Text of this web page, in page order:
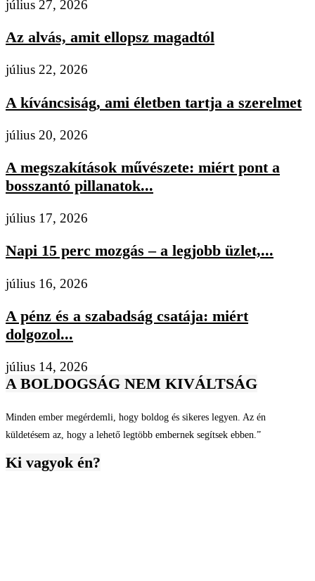
július 27, 2026
Az alvás, amit ellopsz magadtól
július 22, 2026
A kíváncsiság, ami életben tartja a szerelmet
július 20, 2026
A megszakítások művészete: miért pont a
bosszantó pillanatok...
július 17, 2026
Napi 15 perc mozgás – a legjobb üzlet,...
július 16, 2026
A pénz és a szabadság csatája: miért
dolgozol...
július 14, 2026
A BOLDOGSÁG NEM KIVÁLTSÁG
Minden ember megérdemli, hogy boldog és sikeres legyen. Az én
küldetésem az, hogy a lehető legtöbb embernek segítsek ebben.”
Ki vagyok én?